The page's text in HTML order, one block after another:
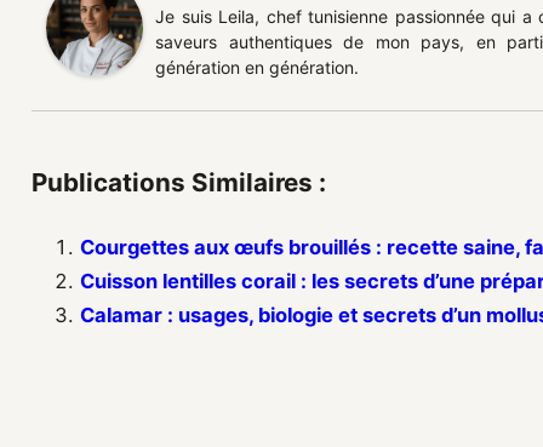
Je suis Leila, chef tunisienne passionnée qui
saveurs authentiques de mon pays, en
génération en génération.
Publications Similaires :
Courgettes aux œufs brouillés : recette saine,
Cuisson lentilles corail : les secrets d’une
Calamar : usages, biologie et secrets d’un